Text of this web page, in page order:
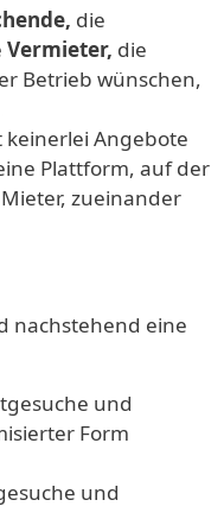
die
Vermieter, die
Betrieb wünschen,
Angebote
Plattform, auf der
zueinander
nachstehend eine
und
Form
und